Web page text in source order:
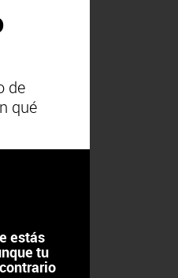
de
qué
estás
tu